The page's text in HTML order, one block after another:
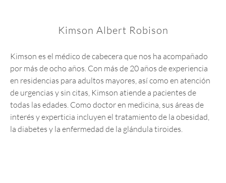
Kimson Albert Robison
Kimson es el médico de cabecera que nos ha acompañado
por más de ocho años. Con más de 20 años de experiencia
en residencias para adultos mayores, así como en atención
de urgencias y sin citas, Kimson atiende a pacientes de
todas las edades. Como doctor en medicina, sus áreas de
interés y experticia incluyen el tratamiento de la obesidad,
la diabetes y la enfermedad de la glándula tiroides.